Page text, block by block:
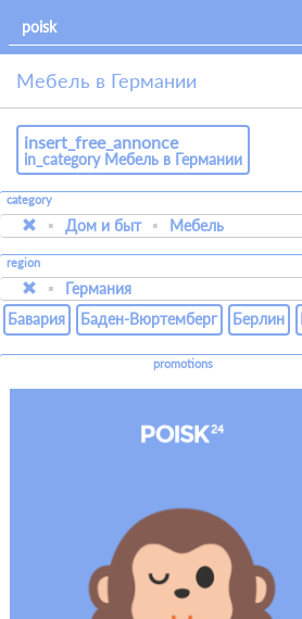
Мебель в Германии
insert_free_annonce
in_category Мебель в Германии
category
Дом и быт Мебель
region
Германия
Бавария
Баден-Вюртемберг Берлин
promotions